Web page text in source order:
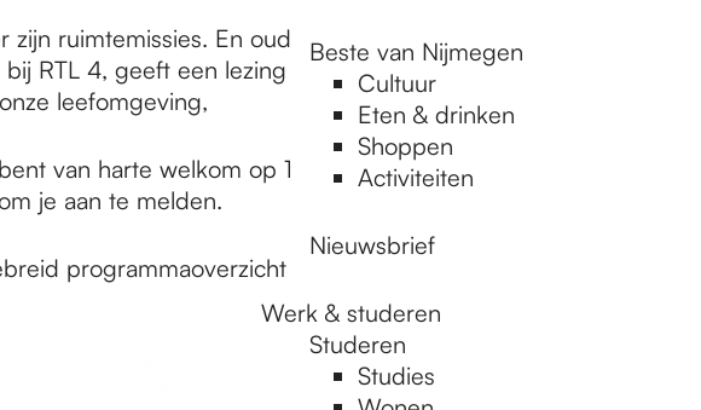
Beste van Nijmegen
Cultuur
Eten & drinken
Shoppen
Activiteiten
Nieuwsbrief
Werk & studeren
Studeren
Studies
zijn ruimtemissies. En oud
RTL 4, geeft een lezing
leefomgeving,
van harte welkom op 1
je aan te melden.
programmaoverzicht